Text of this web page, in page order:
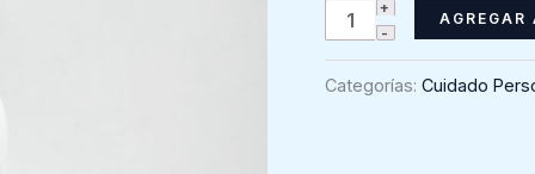
Champú
Exitenn
Biotina
Categorías: Cuidado